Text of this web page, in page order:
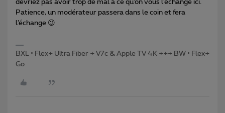
devriez pas avoir trop de mal à ce qu’on vous l’échange ici.
Patience, un modérateur passera dans le coin et fera
l’échange 😉
BXL • Flex+ Ultra Fiber + V7c & Apple TV 4K +++ BW • Flex+
Go